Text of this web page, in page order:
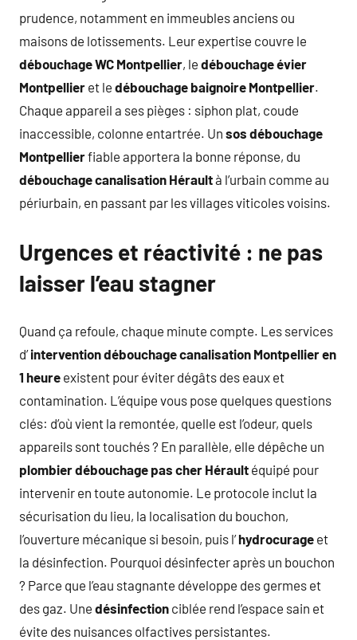
prudence, notamment en immeubles anciens ou
maisons de lotissements. Leur expertise couvre le
débouchage WC Montpellier, le débouchage évier
Montpellier et le débouchage baignoire Montpellier.
Chaque appareil a ses pièges : siphon plat, coude
inaccessible, colonne entartrée. Un sos débouchage
Montpellierfiable apportera la bonne réponse, du
débouchage canalisation Héraultà l’urbain comme au
périurbain, en passant par les villages viticoles voisins.
Urgences et réactivité : ne pas
laisser l’eau stagner
Quand ça refoule, chaque minute compte. Les services
d’intervention débouchage canalisation Montpellier en
1 heure existent pour éviter dégâts des eaux et
contamination. L’équipe vous pose quelques questions
clés: d’où vient la remontée, quelle est l’odeur, quels
appareils sont touchés ? En parallèle, elle dépêche un
plombier débouchage pas cher Hérault équipé pour
intervenir en toute autonomie. Le protocole inclut la
sécurisation du lieu, la localisation du bouchon,
l’ouverture mécanique si besoin, puis l’hydrocurage et
la désinfection. Pourquoi désinfecter après un bouchon
? Parce que l’eau stagnante développe des germes et
des gaz. Une désinfection ciblée rend l’espace sain et
évite des nuisances olfactives persistantes.